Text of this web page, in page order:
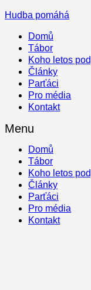
Hudba pomáhá
Domů
Tábor
Koho letos
Články
Parťáci
Pro média
Kontakt
Menu
Domů
Tábor
Koho letos
Články
Parťáci
Pro média
Kontakt